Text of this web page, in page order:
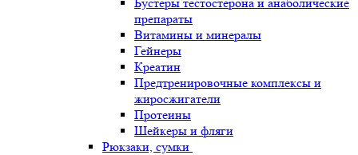
препараты
Витамины и минералы
Гейнеры
Креатин
Предтренировочные комплексы и
жиросжигатели
Протеины
Шейкеры и фляги
Рюкзаки, сумки